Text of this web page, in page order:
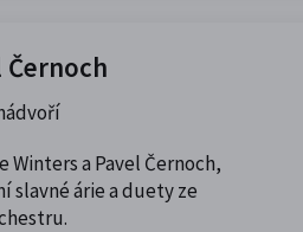
Černoch
Winters a Pavel Černoch,
slavné árie a duety ze